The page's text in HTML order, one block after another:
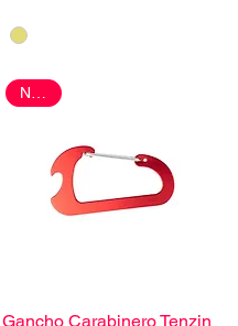
Nuevo
Gancho Carabinero Tenzin